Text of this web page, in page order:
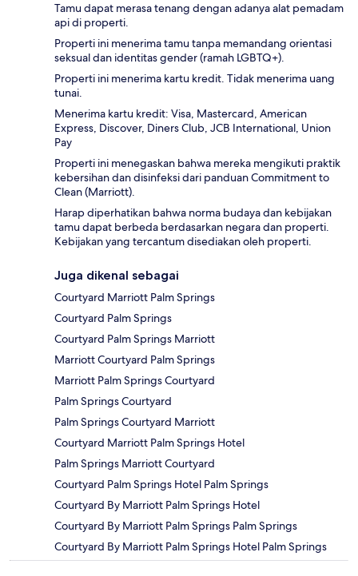
Tamu dapat merasa tenang dengan adanya alat pemadam
api di properti.
Properti ini menerima tamu tanpa memandang orientasi
seksual dan identitas gender (ramah LGBTQ+).
Properti ini menerima kartu kredit. Tidak menerima uang
tunai.
Menerima kartu kredit: Visa, Mastercard, American
Express, Discover, Diners Club, JCB International, Union
Pay
Properti ini menegaskan bahwa mereka mengikuti praktik
kebersihan dan disinfeksi dari panduan Commitment to
Clean (Marriott).
Harap diperhatikan bahwa norma budaya dan kebijakan
tamu dapat berbeda berdasarkan negara dan properti.
Kebijakan yang tercantum disediakan oleh properti.
Juga dikenal sebagai
Courtyard Marriott Palm Springs
Courtyard Palm Springs
Courtyard Palm Springs Marriott
Marriott Courtyard Palm Springs
Marriott Palm Springs Courtyard
Palm Springs Courtyard
Palm Springs Courtyard Marriott
Courtyard Marriott Palm Springs Hotel
Palm Springs Marriott Courtyard
Courtyard Palm Springs Hotel Palm Springs
Courtyard By Marriott Palm Springs Hotel
Courtyard By Marriott Palm Springs Palm Springs
Courtyard By Marriott Palm Springs Hotel Palm Springs